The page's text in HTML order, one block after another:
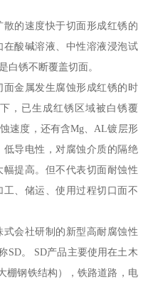
的速度快于切面形成红锈的
酸碱溶液、中性溶液浸泡试
白锈不断覆盖切面。
金属发生腐蚀形成红锈的时
，已生成红锈区域被白锈覆
速度，还有含Mg、AL镀层形
导电性，对腐蚀介质的隔绝
提高。但不代表切面耐蚀性
、储运、使用过程切口面不
会社研制的新型高耐腐蚀性
SD。 SD产品主要使用在土木
棚钢铁结构），铁路道路，电